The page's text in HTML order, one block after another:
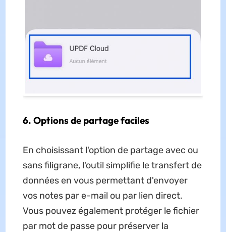
6. Options de partage faciles
En choisissant l'option de partage avec ou
sans filigrane, l'outil simplifie le transfert de
données en vous permettant d'envoyer
vos notes par e-mail ou par lien direct.
Vous pouvez également protéger le fichier
par mot de passe pour préserver la